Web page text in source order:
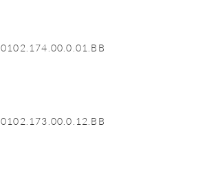
0102.174.00.0.01.BB
0102.173.00.0.12.BB